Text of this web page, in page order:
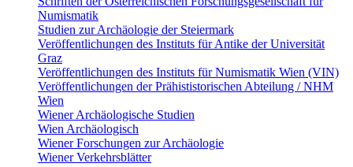
Numismatik
Studien zur Archäologie der Steiermark
Veröffentlichungen des Instituts für Antike der Universität
Graz
Veröffentlichungen des Instituts für Numismatik Wien (VIN)
Veröffentlichungen der Prähististorischen Abteilung / NHM
Wien
Wiener Archäologische Studien
Wien Archäologisch
Wiener Forschungen zur Archäologie
Wiener Verkehrsblätter